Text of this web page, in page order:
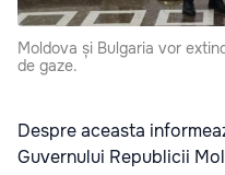
Moldova și Bulgaria vor
de gaze.
Despre aceasta
Guvernului Republicii